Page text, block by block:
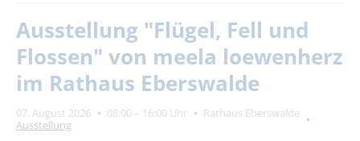
Ausstellung "Flügel, Fell und
Flossen" von meela loewenherz
im Rathaus Eberswalde
07. August 2026 08:00 – 16:00 Uhr
Rathaus Eberswalde
Ausstellung